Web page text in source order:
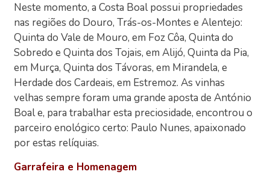
Neste momento, a Costa Boal possui propriedades
nas regiões do Douro, Trás-os-Montes e Alentejo:
Quinta do Vale de Mouro, em Foz Côa, Quinta do
Sobredo e Quinta dos Tojais, em Alijó, Quinta da Pia,
em Murça, Quinta dos Távoras, em Mirandela, e
Herdade dos Cardeais, em Estremoz. As vinhas
velhas sempre foram uma grande aposta de António
Boal e, para trabalhar esta preciosidade, encontrou o
parceiro enológico certo: Paulo Nunes, apaixonado
por estas relíquias.
Garrafeira e Homenagem